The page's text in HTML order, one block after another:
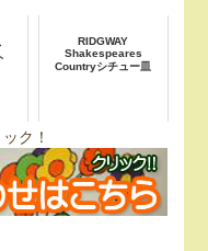
RIDGWAY
Shakespeares
Countryシチュー皿
ク！